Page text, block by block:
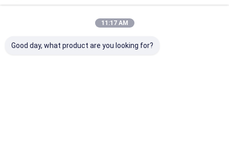
11:17 AM
Good day, what product are you looking for?